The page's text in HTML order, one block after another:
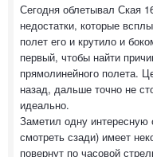
Сегодня облетывал Ская
недостатки, которые
полет его и крутило и
первый, чтобы найти
прямолинейного полета.
назад, дальше точно не
идеально.
Заметил одну интересную
смотреть сзади) имеет
повернут по часовой